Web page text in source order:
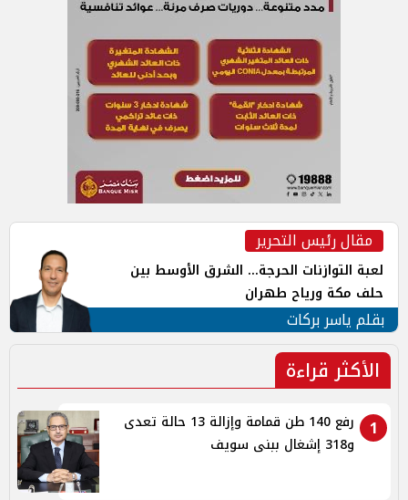
مقال رئيس التحرير
لعبة التوازنات الحرجة... الشرق الأوسط بين
حلف مكة ورياح طهران
بقلم ياسر بركات
الأكثر قراءة
1
رفع 140 طن قمامة وإزالة 13 حالة تعدى
و318 إشغال ببنى سويف